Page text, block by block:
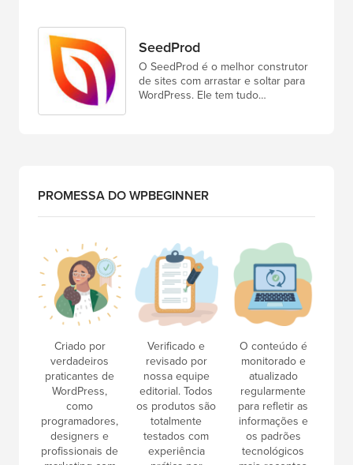
SeedProd
O SeedProd é o melhor construtor
de sites com arrastar e soltar para
WordPress. Ele tem tudo…
PROMESSA DO WPBEGINNER
Criado por
verdadeiros
praticantes de
WordPress,
como
programadores,
designers e
profissionais de
Verificado e
revisado por
nossa equipe
editorial. Todos
os produtos são
totalmente
testados com
experiência
O conteúdo é
monitorado e
atualizado
regularmente
para refletir as
informações e
os padrões
tecnológicos